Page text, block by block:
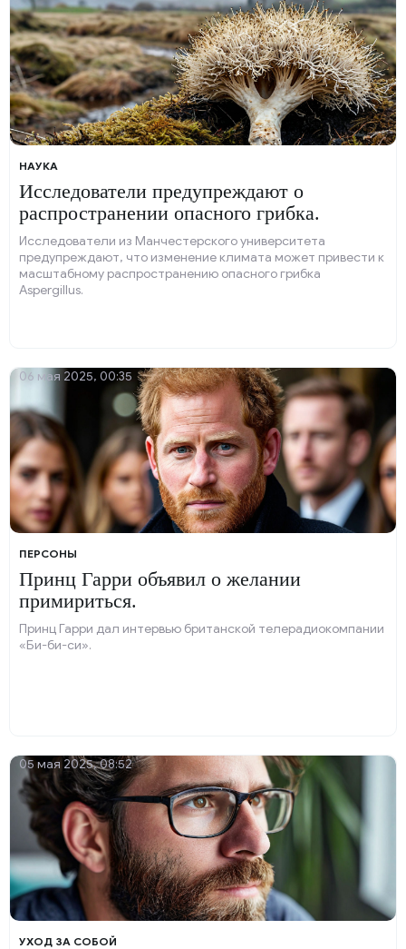
НАУКА
Исследователи предупреждают о
распространении опасного грибка.
Исследователи из Манчестерского университета
предупреждают, что изменение климата может привести к
масштабному распространению опасного грибка
Aspergillus.
ПЕРСОНЫ
Принц Гарри объявил о желании
примириться.
Принц Гарри дал интервью британской телерадиокомпании
«Би-би-си».
06 мая 2025, 00:35
УХОД ЗА СОБОЙ
05 мая 2025, 08:52